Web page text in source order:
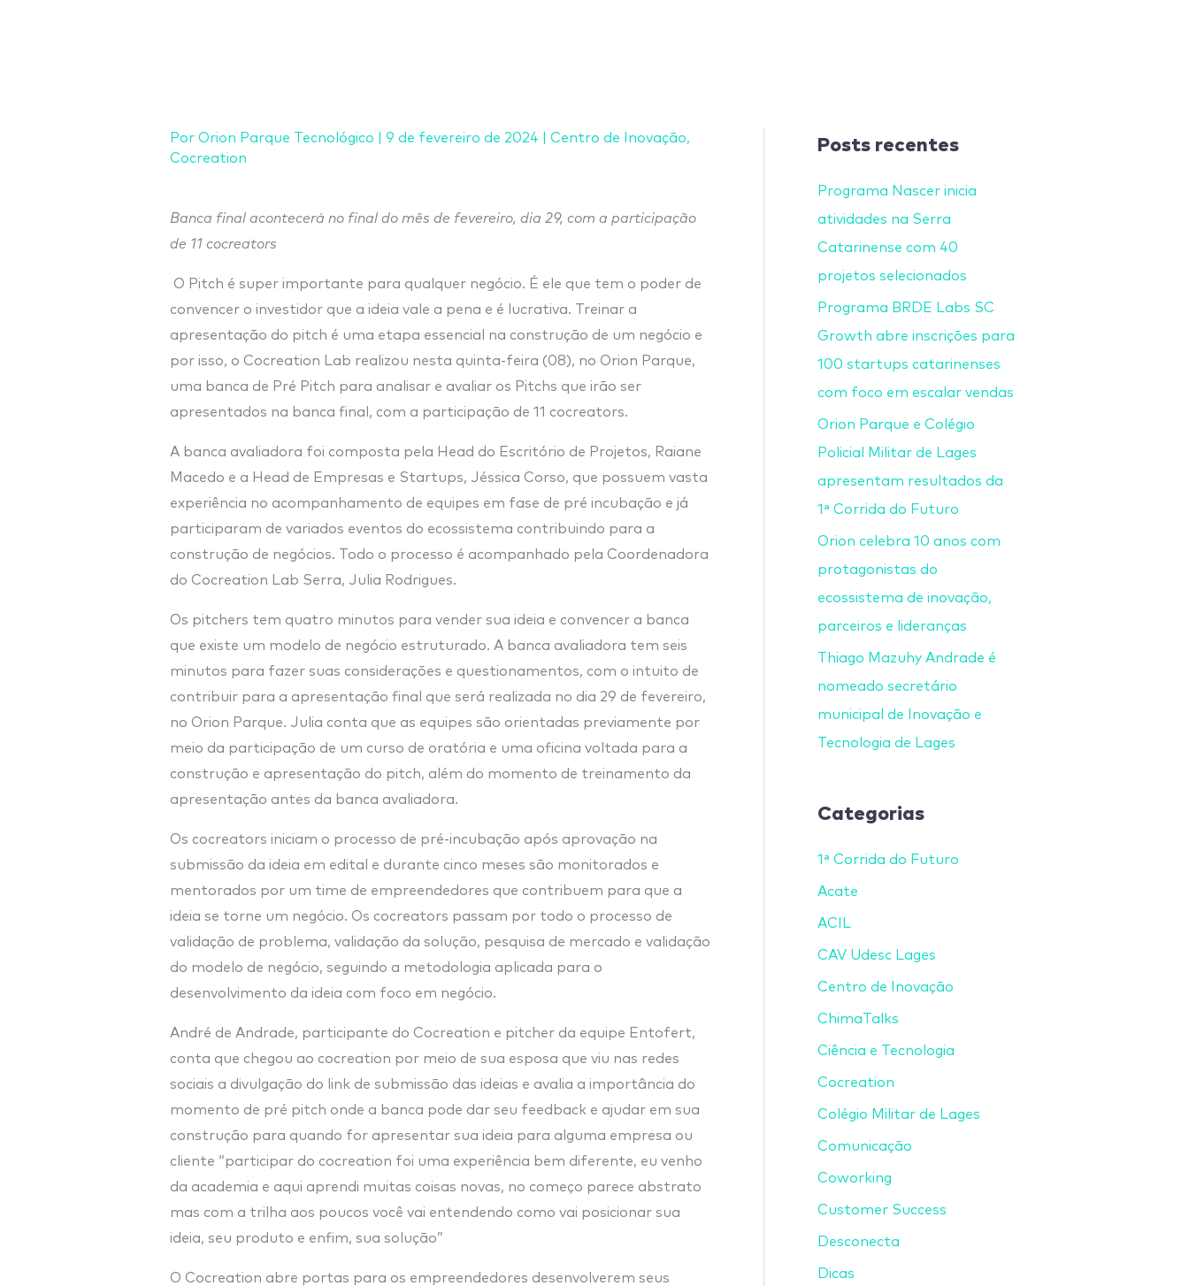
Por Orion Parque Tecnológico 9 de fevereiro de 2024 Centro de Inovação,
Cocreation
Banca final acontecerá no final do mês de fevereiro, dia 29, com a participação
de 11 cocreators
O Pitch é super importante para qualquer negócio. É ele que tem o poder de
convencer o investidor que a ideia vale a pena e é lucrativa. Treinar a
apresentação do pitch é uma etapa essencial na construção de um negócio e
por isso, o Cocreation Lab realizou nesta quinta-feira (08), no Orion Parque,
uma banca de Pré Pitch para analisar e avaliar os Pitchs que irão ser
apresentados na banca final, com a participação de 11 cocreators.
A banca avaliadora foi composta pela Head do Escritório de Projetos, Raiane
Macedo e a Head de Empresas e Startups, Jéssica Corso, que possuem vasta
experiência no acompanhamento de equipes em fase de pré incubação e já
participaram de variados eventos do ecossistema contribuindo para a
construção de negócios. Todo o processo é acompanhado pela Coordenadora
do Cocreation Lab Serra, Julia Rodrigues.
Os pitchers tem quatro minutos para vender sua ideia e convencer a banca
que existe um modelo de negócio estruturado. A banca avaliadora tem seis
minutos para fazer suas considerações e questionamentos, com o intuito de
contribuir para a apresentação final que será realizada no dia 29 de fevereiro,
no Orion Parque. Julia conta que as equipes são orientadas previamente por
meio da participação de um curso de oratória e uma oficina voltada para a
construção e apresentação do pitch, além do momento de treinamento da
apresentação antes da banca avaliadora.
Os cocreators iniciam o processo de pré-incubação após aprovação na
submissão da ideia em edital e durante cinco meses são monitorados e
mentorados por um time de empreendedores que contribuem para que a
ideia se torne um negócio. Os cocreators passam por todo o processo de
validação de problema, validação da solução, pesquisa de mercado e validação
do modelo de negócio, seguindo a metodologia aplicada para o
desenvolvimento da ideia com foco em negócio.
André de Andrade, participante do Cocreation e pitcher da equipe Entofert,
conta que chegou ao cocreation por meio de sua esposa que viu nas redes
sociais a divulgação do link de submissão das ideias e avalia a importância do
momento de pré pitch onde a banca pode dar seu feedback e ajudar em sua
construção para quando for apresentar sua ideia para alguma empresa ou
cliente “participar do cocreation foi uma experiência bem diferente, eu venho
da academia e aqui aprendi muitas coisas novas, no começo parece abstrato
mas com a trilha aos poucos você vai entendendo como vai posicionar sua
ideia, seu produto e enfim, sua solução”
O Cocreation abre portas para os empreendedores desenvolverem seus
Posts recentes
Programa Nascer inicia
atividades na Serra
Catarinense com 40
projetos selecionados
Programa BRDE Labs SC
Growth abre inscrições para
100 startups catarinenses
com foco em escalar vendas
Orion Parque e Colégio
Policial Militar de Lages
apresentam resultados da
1ª Corrida do Futuro
Orion celebra 10 anos com
protagonistas do
ecossistema de inovação,
parceiros e lideranças
Thiago Mazuhy Andrade é
nomeado secretário
municipal de Inovação e
Tecnologia de Lages
Categorias
1ª Corrida do Futuro
Acate
ACIL
CAV Udesc Lages
Centro de Inovação
ChimaTalks
Ciência e Tecnologia
Cocreation
Colégio Militar de Lages
Comunicação
Coworking
Customer Success
Desconecta
Dicas